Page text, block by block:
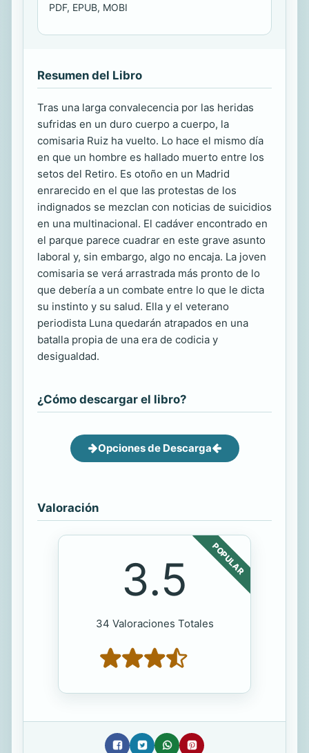
PDF, EPUB, MOBI
Resumen del Libro
Tras una larga convalecencia por las heridas
sufridas en un duro cuerpo a cuerpo, la
comisaria Ruiz ha vuelto. Lo hace el mismo día
en que un hombre es hallado muerto entre los
setos del Retiro. Es otoño en un Madrid
enrarecido en el que las protestas de los
indignados se mezclan con noticias de suicidios
en una multinacional. El cadáver encontrado en
el parque parece cuadrar en este grave asunto
laboral y, sin embargo, algo no encaja. La joven
comisaria se verá arrastrada más pronto de lo
que debería a un combate entre lo que le dicta
su instinto y su salud. Ella y el veterano
periodista Luna quedarán atrapados en una
batalla propia de una era de codicia y
desigualdad.
¿Cómo descargar el libro?
Opciones de Descarga
Valoración
POPULAR
3.5
34 Valoraciones Totales